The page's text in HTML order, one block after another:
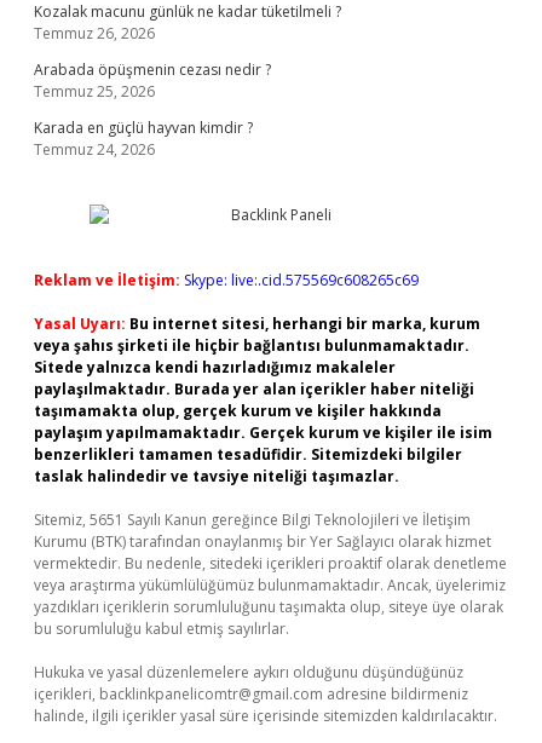
Kozalak macunu günlük ne kadar tüketilmeli ?
Temmuz 26, 2026
Arabada öpüşmenin cezası nedir ?
Temmuz 25, 2026
Karada en güçlü hayvan kimdir ?
Temmuz 24, 2026
Reklam ve İletişim: Skype: live:.cid.575569c608265c69
Yasal Uyarı: Bu internet sitesi, herhangi bir marka, kurum
veya şahıs şirketi ile hiçbir bağlantısı bulunmamaktadır.
Sitede yalnızca kendi hazırladığımız makaleler
paylaşılmaktadır. Burada yer alan içerikler haber niteliği
taşımamakta olup, gerçek kurum ve kişiler hakkında
paylaşım yapılmamaktadır. Gerçek kurum ve kişiler ile isim
benzerlikleri tamamen tesadüfidir. Sitemizdeki bilgiler
taslak halindedir ve tavsiye niteliği taşımazlar.
Sitemiz, 5651 Sayılı Kanun gereğince Bilgi Teknolojileri ve İletişim
Kurumu (BTK) tarafından onaylanmış bir Yer Sağlayıcı olarak hizmet
vermektedir. Bu nedenle, sitedeki içerikleri proaktif olarak denetleme
veya araştırma yükümlülüğümüz bulunmamaktadır. Ancak, üyelerimiz
yazdıkları içeriklerin sorumluluğunu taşımakta olup, siteye üye olarak
bu sorumluluğu kabul etmiş sayılırlar.
Hukuka ve yasal düzenlemelere aykırı olduğunu düşündüğünüz
içerikleri, backlinkpanelicomtr@gmail.com adresine bildirmeniz
halinde, ilgili içerikler yasal süre içerisinde sitemizden kaldırılacaktır.